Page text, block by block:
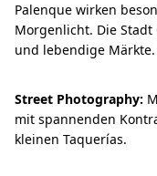
Palenque wirken
Morgenlicht. Die
und lebendige Märkte.
Street Photography:
mit spannenden
kleinen Taquerías.